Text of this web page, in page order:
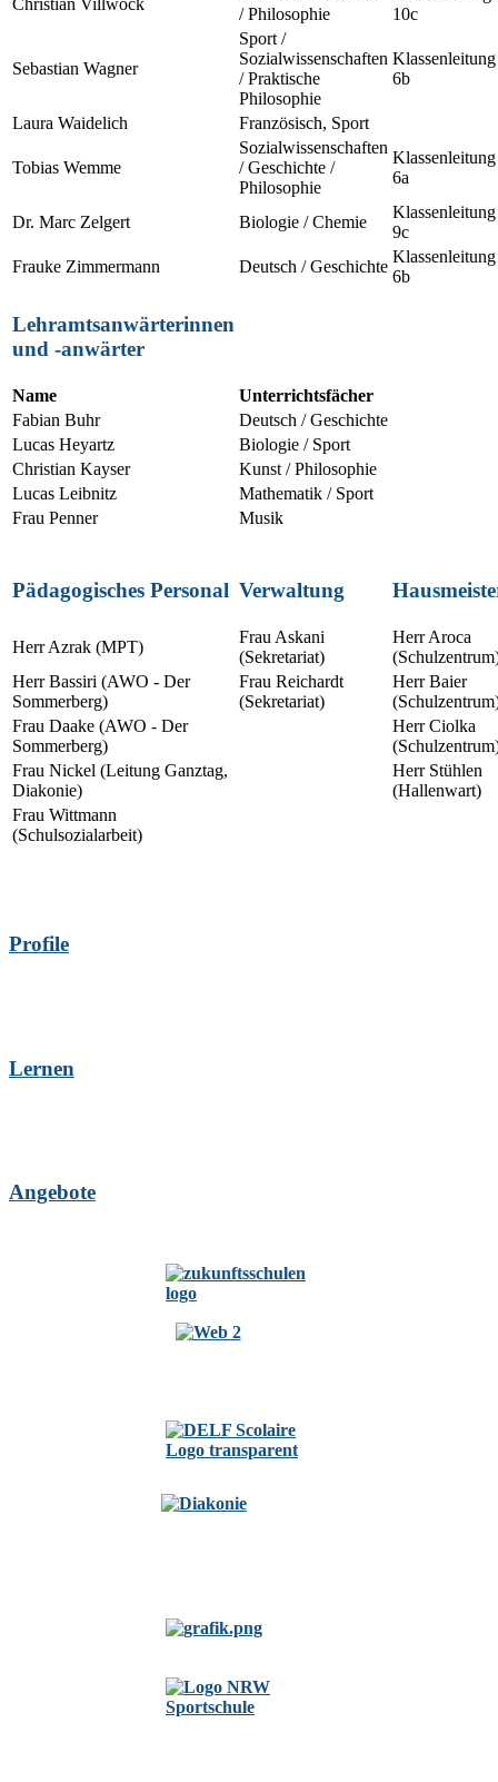
Christian Villwock
/ Philosophie
10c
Sebastian Wagner
Sport /
Sozialwissenschaften
/ Praktische
Philosophie
Klassenleitung
6b
Laura Waidelich Französisch, Sport
Tobias Wemme
Sozialwissenschaften
/ Geschichte /
Philosophie
Klassenleitung
6a
Dr. Marc Zelgert Biologie / Chemie
Klassenleitung
9c
Frauke Zimmermann
Deutsch / Geschichte
Klassenleitung
6b
Lehramtsanwärterinnen
und -anwärter
Name
Unterrichtsfächer
Fabian Buhr
Deutsch / Geschichte
Lucas Heyartz
Biologie / Sport
Christian Kayser
Kunst / Philosophie
Lucas Leibnitz
Mathematik / Sport
Frau Penner
Musik
Pädagogisches Personal Verwaltung
Herr Azrak (MPT)
Frau Askani
(Sekretariat)
Herr Aroca
Herr Bassiri (AWO - Der
Sommerberg)
Frau Reichardt
(Sekretariat)
Herr Baier
Frau Daake (AWO - Der
Sommerberg)
Herr Ciolka
Frau Nickel (Leitung Ganztag,
Diakonie)
Herr Stühlen
(Hallenwart)
Frau Wittmann
(Schulsozialarbeit)
Profile
Lernen
Angebote